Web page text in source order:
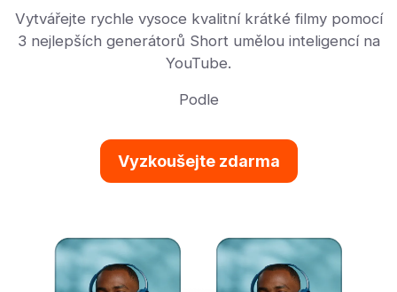
Vytvářejte rychle vysoce kvalitní krátké filmy pomocí
3 nejlepších generátorů Short umělou inteligencí na
YouTube.
Podle
Vyzkoušejte zdarma